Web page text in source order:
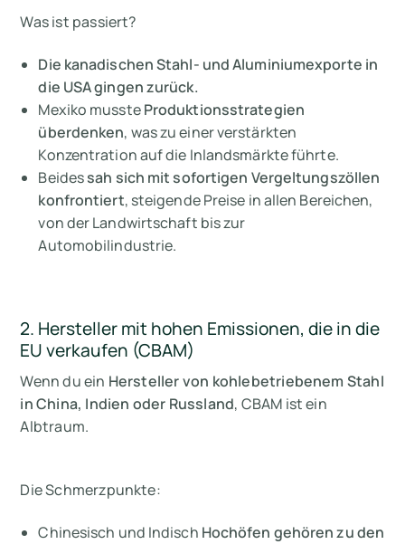
Was ist passiert?
Die kanadischen Stahl- und Aluminiumexporte in
die USA gingen zurück.
Mexiko mussteProduktionsstrategien
überdenken, was zu einer verstärkten
Konzentration auf die Inlandsmärkte führte.
Beidessah sich mit sofortigen Vergeltungszöllen
konfrontiert, steigende Preise in allen Bereichen,
von der Landwirtschaft bis zur
Automobilindustrie.
2. Hersteller mit hohen Emissionen, die in die
EU verkaufen (CBAM)
Wenn du ein Hersteller von kohlebetriebenem Stahl
in China, Indien oder Russland, CBAM ist ein
Albtraum.
Die Schmerzpunkte:
Chinesisch und Indisch Hochöfen gehören zu den